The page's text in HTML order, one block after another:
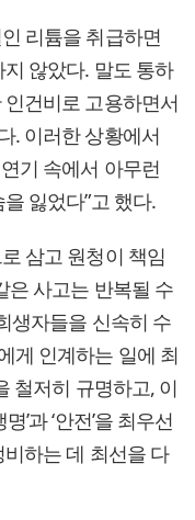
리튬을 취급하면
않았다. 말도 통하
건비로 고용하면서
. 이러한 상황에서
기 속에서 아무런
잃었다”고 했다.
삼고 원청이 책임
은 사고는 반복될 수
생자들을 신속히 수
게 인계하는 일에 최
철저히 규명하고, 이
’과 ‘안전’을 최우선
하는 데 최선을 다